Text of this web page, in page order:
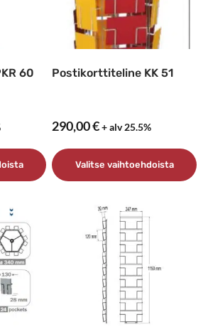
60 Postikorttiteline KK 51
290,00€+ alv 25.5%
Valitse vaihtoehdoista
tuotteella
muunnelma.